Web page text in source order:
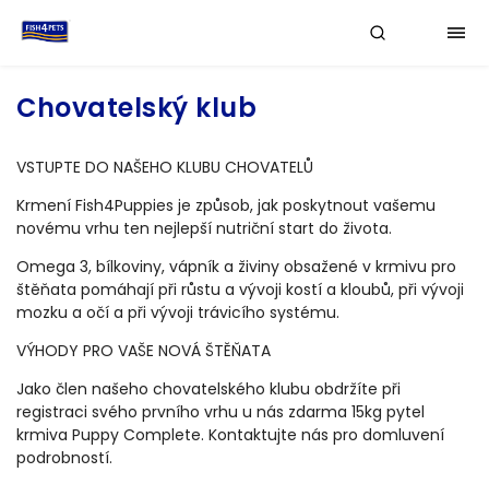
Chovatelský klub
VSTUPTE DO NAŠEHO KLUBU CHOVATELŮ
Krmení Fish4Puppies je způsob, jak poskytnout vašemu
novému vrhu ten nejlepší nutriční start do života.
Omega 3, bílkoviny, vápník a živiny obsažené v krmivu pro
štěňata pomáhají při růstu a vývoji kostí a kloubů, při vývoji
mozku a očí a při vývoji trávicího systému.
VÝHODY PRO VAŠE NOVÁ ŠTĚŇATA
Jako člen našeho chovatelského klubu obdržíte při
registraci svého prvního vrhu u nás zdarma 15kg pytel
krmiva Puppy Complete. Kontaktujte nás pro domluvení
podrobností.